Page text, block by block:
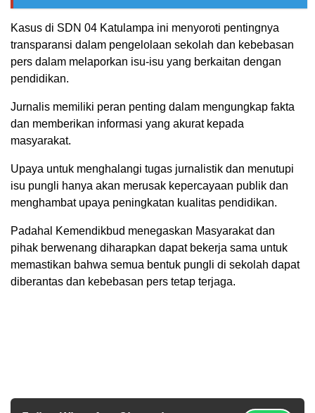
Kasus di SDN 04 Katulampa ini menyoroti pentingnya
transparansi dalam pengelolaan sekolah dan kebebasan
pers dalam melaporkan isu-isu yang berkaitan dengan
pendidikan.
Jurnalis memiliki peran penting dalam mengungkap fakta
dan memberikan informasi yang akurat kepada
masyarakat.
Upaya untuk menghalangi tugas jurnalistik dan menutupi
isu pungli hanya akan merusak kepercayaan publik dan
menghambat upaya peningkatan kualitas pendidikan.
Padahal Kemendikbud menegaskan Masyarakat dan
pihak berwenang diharapkan dapat bekerja sama untuk
memastikan bahwa semua bentuk pungli di sekolah dapat
diberantas dan kebebasan pers tetap terjaga.